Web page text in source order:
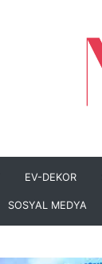
EV-DEKOR
SOSYAL MEDYA